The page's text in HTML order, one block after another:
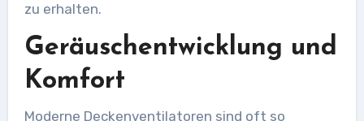
zu erhalten.
Geräuschentwicklung und
Komfort
Moderne Deckenventilatoren sind oft so